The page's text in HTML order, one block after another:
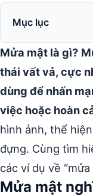
Mục lục
Mửa mật là gì?
thái vất vả, cực
dùng để nhấn
việc hoặc hoàn
hình ảnh, thể
đựng. Cùng tìm
các ví dụ về
Mửa mật